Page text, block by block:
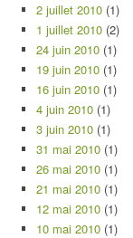
2 juillet 2010 (1)
1 juillet 2010 (2)
24 juin 2010 (1)
19 juin 2010 (1)
16 juin 2010 (1)
4 juin 2010 (1)
3 juin 2010 (1)
31 mai 2010 (1)
26 mai 2010 (1)
21 mai 2010 (1)
12 mai 2010 (1)
10 mai 2010 (1)